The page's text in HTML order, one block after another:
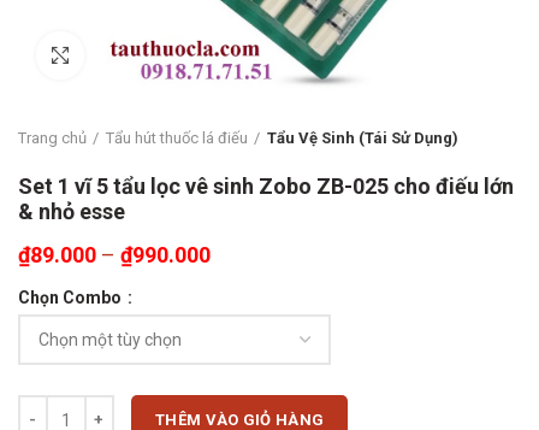
Click to enlarge
Trang chủ Tẩu hút thuốc lá điếu Tẩu Vệ Sinh (Tái Sử Dụng)
Set 1 vĩ 5 tẩu lọc vê sinh Zobo ZB-025 cho điếu lớn
& nhỏ esse
₫89.000 – ₫990.000
Chọn Combo
Set 1 vĩ 5 tẩu lọc vê sinh Zobo ZB-025 cho điếu lớn & nhỏ esse số
THÊM VÀO GIỎ HÀNG